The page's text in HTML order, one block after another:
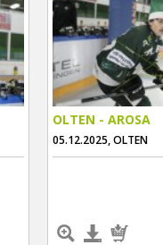
OLTEN - AROSA
05.12.2025, OLTEN